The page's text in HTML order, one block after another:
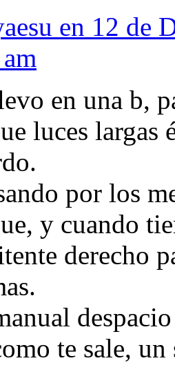
en 12 de
en una b,
luces largas
por los
y cuando
derecho
te sale, un